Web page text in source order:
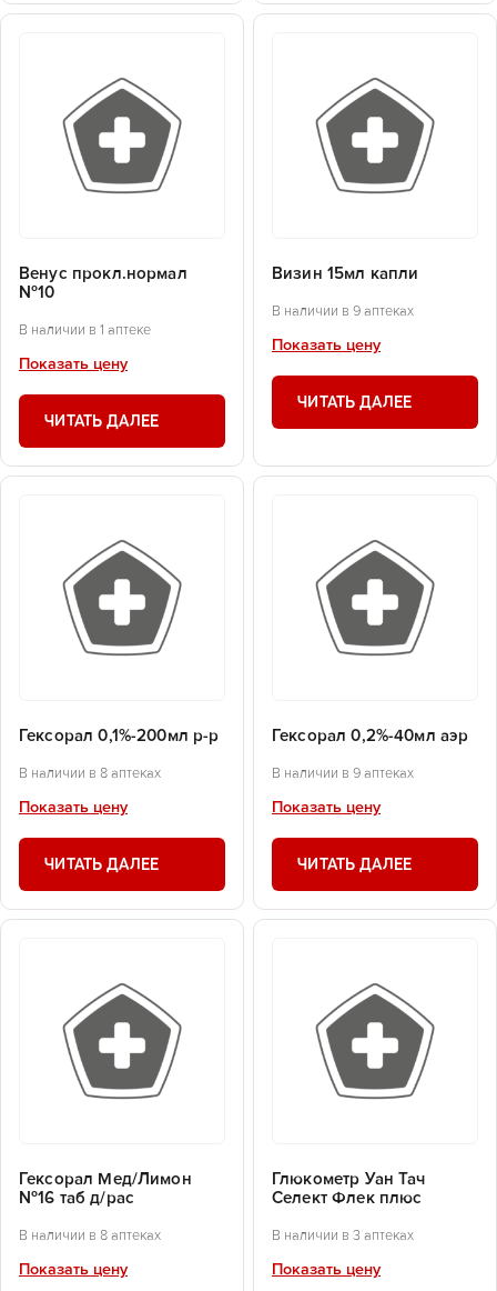
Венус прокл.нормал
№10
В наличии в 1 аптеке
Показать цену
ЧИТАТЬ ДАЛЕЕ
Визин 15мл капли
В наличии в 9 аптеках
Показать цену
ЧИТАТЬ ДАЛЕЕ
Гексорал 0,1%-200мл р-р
В наличии в 8 аптеках
Показать цену
ЧИТАТЬ ДАЛЕЕ
Гексорал 0,2%-40мл аэр
В наличии в 9 аптеках
Показать цену
ЧИТАТЬ ДАЛЕЕ
Гексорал Мед/Лимон
№16 таб д/рас
В наличии в 8 аптеках
Показать цену
Глюкометр Уан Тач
Селект Флек плюс
В наличии в 3 аптеках
Показать цену